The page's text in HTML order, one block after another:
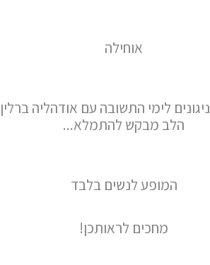
אוחילה
לימי התשובה עם אודהליה ברלין
הלב מבקש להתמלא...
המופע לנשים בלבד
מחכים לראותכן!